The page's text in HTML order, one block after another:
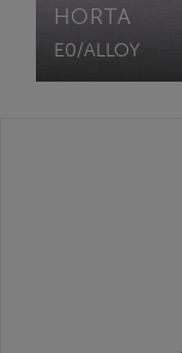
HORTA
E0/ALLOY